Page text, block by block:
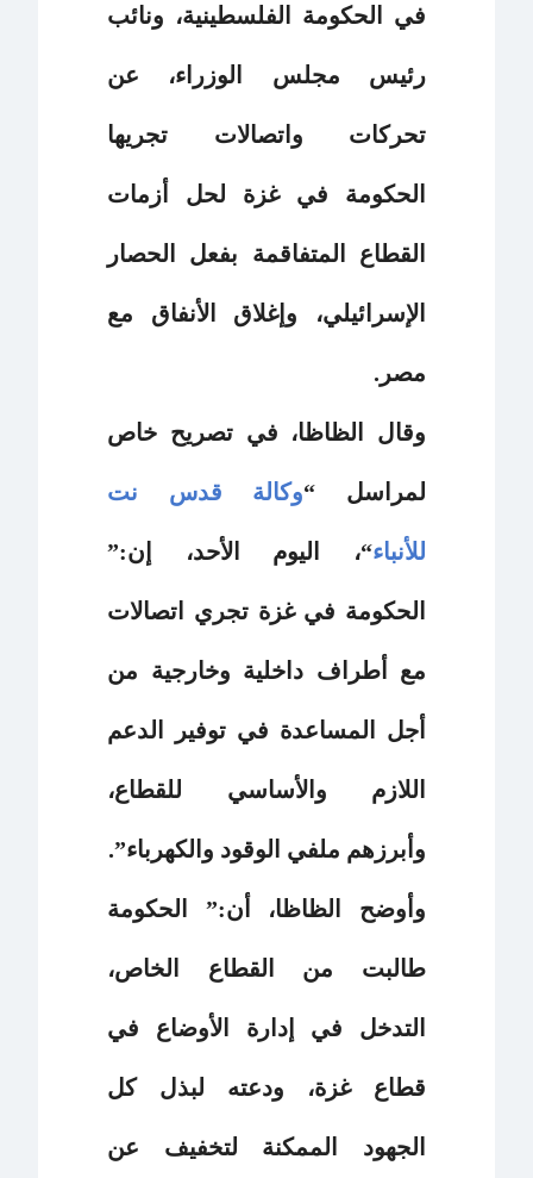
في الحكومة الفلسطينية، ونائب
رئيس مجلس الوزراء، عن
تحركات واتصالات تجريها
الحكومة في غزة لحل أزمات
القطاع المتفاقمة بفعل الحصار
الإسرائيلي، وإغلاق الأنفاق مع
مصر.
وقال الظاظا، في تصريح خاص
لمراسل “وكالة قدس نت
للأنباء“، اليوم الأحد، إن:”
الحكومة في غزة تجري اتصالات
مع أطراف داخلية وخارجية من
أجل المساعدة في توفير الدعم
اللازم والأساسي للقطاع،
وأبرزهم ملفي الوقود والكهرباء”.
وأوضح الظاظا، أن:” الحكومة
طالبت من القطاع الخاص،
التدخل في إدارة الأوضاع في
قطاع غزة، ودعته لبذل كل
الجهود الممكنة لتخفيف عن